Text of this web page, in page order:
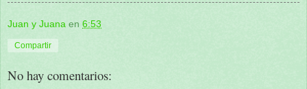
Juan y Juana en 6:53
Compartir
No hay comentarios: